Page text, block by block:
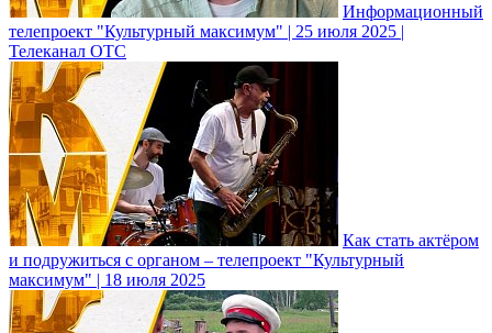
Информационный
телепроект "Культурный максимум" | 25 июля 2025 |
Телеканал ОТС
Как стать актёром
и подружиться с органом – телепроект "Культурный
максимум" | 18 июля 2025